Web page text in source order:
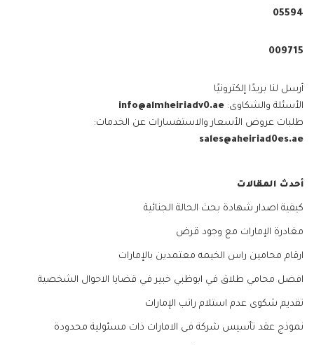
05594⁩
009715⁩
أرسل لنا بريدًا إلكترونيًا
الأسئلة والشكاوى: info@almheiriadv0.ae
طلبات عروض الأسعار والاستفسارات عن الخدمات:
sales@aheiriad0es.ae
أحدث المقالات
كيفية اصدار شهادة بحث الحالة الجنائية
مغادرة الإمارات مع وجود قرض
ارقام محامين راس الخيمه معتمدين بالإمارات
افضل محامي طلاق في ابوظبي خبير في قضايا الاحوال الشخصية
تقديم شكوى عدم استلام راتب الإمارات
نموذج عقد تأسيس شركة فى الامارات ذات مسئولية محدودة